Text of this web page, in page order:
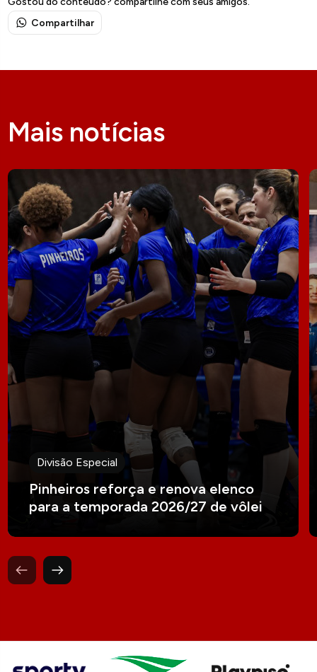
Compartilhar
Mais notícias
Divisão Especial
Pinheiros reforça e renova elenco
para a temporada 2026/27 de vôlei